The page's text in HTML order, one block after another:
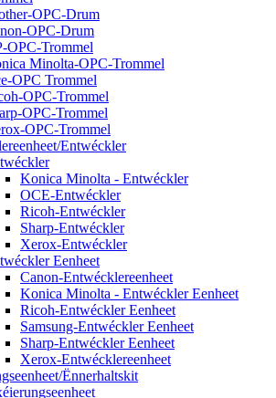
OPC-Drum
OPC-Drum
OPC-Trommel
Minolta-OPC-Trommel
OPC Trommel
OPC-Trommel
OPC-Trommel
OPC-Trommel
Entwéckler
Konica Minolta - Entwéckler
OCE-Entwéckler
Ricoh-Entwéckler
Sharp-Entwéckler
Xerox-Entwéckler
Eenheet
Canon-Entwécklereenheet
Konica Minolta - Entwéckler Eenheet
Ricoh-Entwéckler Eenheet
Samsung-Entwéckler Eenheet
Sharp-Entwéckler Eenheet
Xerox-Entwécklereenheet
Ënnerhaltskit